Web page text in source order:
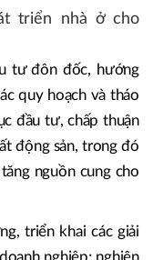
- Ảnh: VGP/Nhật
triển nhà ở cho
tư đôn đốc, hướng
đầu tư, chấp thuận